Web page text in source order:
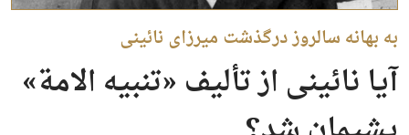
به بهانه سالروز درگذشت میرزای نائینی
آیا نائینی از تألیف «تنبیه الامة»